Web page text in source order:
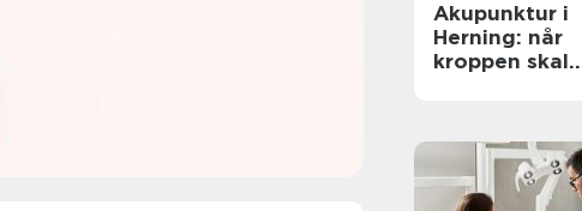
Akupunktur i
Herning: når
kroppen skal